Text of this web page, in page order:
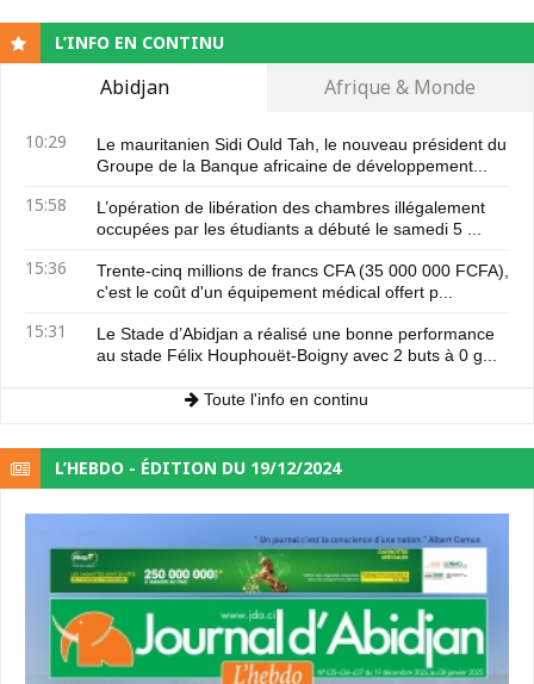
L’INFO EN CONTINU
Abidjan Afrique & Monde
10:29
Le mauritanien Sidi Ould Tah, le nouveau président du
Groupe de la Banque africaine de développement...
15:58
L’opération de libération des chambres illégalement
occupées par les étudiants a débuté le samedi 5 ...
15:36
Trente-cinq millions de francs CFA (35 000 000 FCFA),
c'est le coût d'un équipement médical offert p...
15:31
Le Stade d’Abidjan a réalisé une bonne performance
au stade Félix Houphouët-Boigny avec 2 buts à 0 g...
Toute l'info en continu
L’HEBDO - ÉDITION DU 19/12/2024